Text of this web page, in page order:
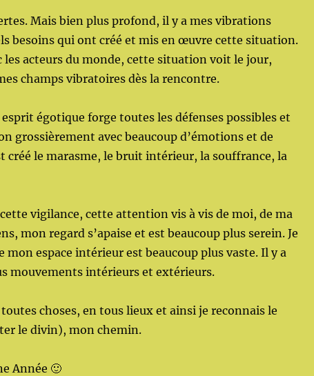
Mais bien plus profond, il y a mes vibrations
besoins qui ont créé et mis en œuvre cette situation.
les acteurs du monde, cette situation voit le jour,
champs vibratoires dès la rencontre.
esprit égotique forge toutes les défenses possibles et
grossièrement avec beaucoup d’émotions et de
créé le marasme, le bruit intérieur, la souffrance, la
vigilance, cette attention vis à vis de moi, de ma
mon regard s’apaise et est beaucoup plus serein. Je
mon espace intérieur est beaucoup plus vaste. Il y a
mouvements intérieurs et extérieurs.
choses, en tous lieux et ainsi je reconnais le
le divin), mon chemin.
Année 🙂